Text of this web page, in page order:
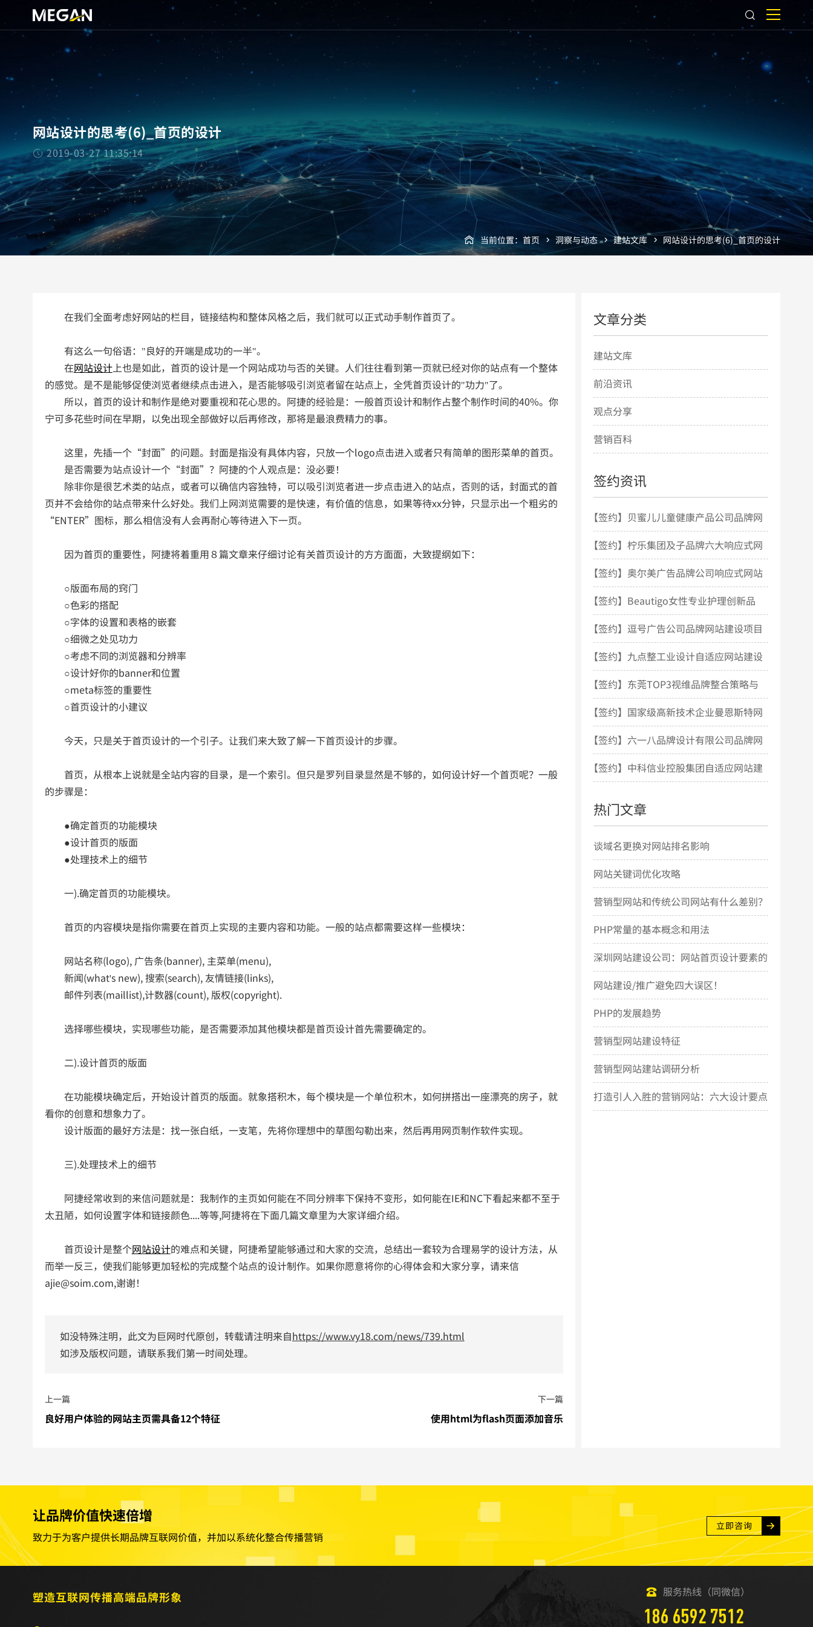
网站设计的思考(6)_首页的设计
2019-03-27 11:35:14
当前位置：首页 洞察与动态 建站文库 网站设计的思考(6)_首页的设计
在我们全面考虑好网站的栏目，链接结构和整体风格之后，我们就可以正式动手制作首页了。
有这么一句俗语："良好的开端是成功的一半"。
在网站设计上也是如此，首页的设计是一个网站成功与否的关键。人们往往看到第一页就已经对你的站点有一个整体
的感觉。是不是能够促使浏览者继续点击进入，是否能够吸引浏览者留在站点上，全凭首页设计的"功力"了。
所以，首页的设计和制作是绝对要重视和花心思的。阿捷的经验是：一般首页设计和制作占整个制作时间的40%。你
宁可多花些时间在早期，以免出现全部做好以后再修改，那将是最浪费精力的事。
这里，先插一个“封面”的问题。封面是指没有具体内容，只放一个logo点击进入或者只有简单的图形菜单的首页。
是否需要为站点设计一个“封面”？阿捷的个人观点是：没必要！
除非你是很艺术类的站点，或者可以确信内容独特，可以吸引浏览者进一步点击进入的站点，否则的话，封面式的首
页并不会给你的站点带来什么好处。我们上网浏览需要的是快速，有价值的信息，如果等待xx分钟，只显示出一个粗劣的
“ENTER”图标，那么相信没有人会再耐心等待进入下一页。
因为首页的重要性，阿捷将着重用８篇文章来仔细讨论有关首页设计的方方面面，大致提纲如下：
○版面布局的窍门
○色彩的搭配
○字体的设置和表格的嵌套
○细微之处见功力
○考虑不同的浏览器和分辨率
○设计好你的banner和位置
○meta标签的重要性
○首页设计的小建议
今天，只是关于首页设计的一个引子。让我们来大致了解一下首页设计的步骤。
首页，从根本上说就是全站内容的目录，是一个索引。但只是罗列目录显然是不够的，如何设计好一个首页呢？一般
的步骤是：
●确定首页的功能模块
●设计首页的版面
●处理技术上的细节
一).确定首页的功能模块。
首页的内容模块是指你需要在首页上实现的主要内容和功能。一般的站点都需要这样一些模块：
网站名称(logo), 广告条(banner), 主菜单(menu),
新闻(what's new), 搜索(search), 友情链接(links),
邮件列表(maillist),计数器(count), 版权(copyright).
选择哪些模块，实现哪些功能，是否需要添加其他模块都是首页设计首先需要确定的。
二).设计首页的版面
在功能模块确定后，开始设计首页的版面。就象搭积木，每个模块是一个单位积木，如何拼搭出一座漂亮的房子，就
看你的创意和想象力了。
设计版面的最好方法是：找一张白纸，一支笔，先将你理想中的草图勾勒出来，然后再用网页制作软件实现。
三).处理技术上的细节
阿捷经常收到的来信问题就是：我制作的主页如何能在不同分辨率下保持不变形，如何能在IE和NC下看起来都不至于
太丑陋，如何设置字体和链接颜色....等等,阿捷将在下面几篇文章里为大家详细介绍。
首页设计是整个网站设计的难点和关键，阿捷希望能够通过和大家的交流，总结出一套较为合理易学的设计方法，从
而举一反三，使我们能够更加轻松的完成整个站点的设计制作。如果你愿意将你的心得体会和大家分享，请来信
ajie@soim.com,谢谢！
如没特殊注明，此文为巨网时代原创，转载请注明来自https://www.vy18.com/news/739.html
如涉及版权问题，请联系我们第一时间处理。
上一篇
良好用户体验的网站主页需具备12个特征
下一篇
使用html为flash页面添加音乐
文章分类
建站文库
前沿资讯
观点分享
营销百科
签约资讯
【签约】贝蜜儿儿童健康产品公司品牌网
站设计项目开发
【签约】柠乐集团及子品牌六大响应式网
站建设项目
【签约】奥尔美广告品牌公司响应式网站
建设项目
【签约】Beautigo女性专业护理创新品
牌网站建设项目
【签约】逗号广告公司品牌网站建设项目
【签约】九点整工业设计自适应网站建设
项目
【签约】东莞TOP3视维品牌整合策略与
设计机构网站建设
【签约】国家级高新技术企业曼恩斯特网
站建设项目
【签约】六一八品牌设计有限公司品牌网
站建设项目
【签约】中科信业控股集团自适应网站建
热门文章
谈域名更换对网站排名影响
网站关键词优化攻略
营销型网站和传统公司网站有什么差别？
PHP常量的基本概念和用法
深圳网站建设公司：网站首页设计要素的
几点简要说明
网站建设/推广避免四大误区！
PHP的发展趋势
营销型网站建设特征
营销型网站建站调研分析
打造引人入胜的营销网站：六大设计要点
让品牌价值快速倍增
致力于为客户提供长期品牌互联网价值，并加以系统化整合传播营销
立即咨询
塑造互联网传播高端品牌形象 服务热线（同微信）
186 6592 7512